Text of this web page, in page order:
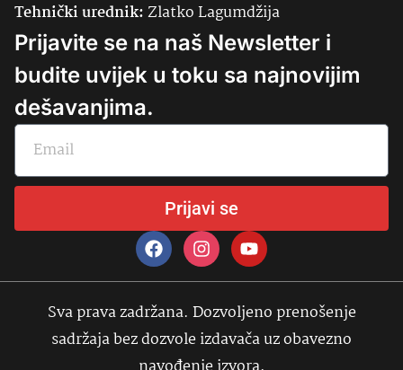
Tehnički urednik:Zlatko Lagumdžija
Prijavite se na naš Newsletter i
budite uvijek u toku sa najnovijim
dešavanjima.
Prijavi se
Sva prava zadržana. Dozvoljeno prenošenje
sadržaja bez dozvole izdavača uz obavezno